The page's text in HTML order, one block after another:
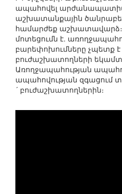
ապահովել
աշխատանքային
համարժեք աշխատավարձ։
մոտեցումն է.
բարեփոխումները չպետք է
բուժաշխատողների
Առողջապահության
ապահովության զգացում
´ բուժաշխատողներին։